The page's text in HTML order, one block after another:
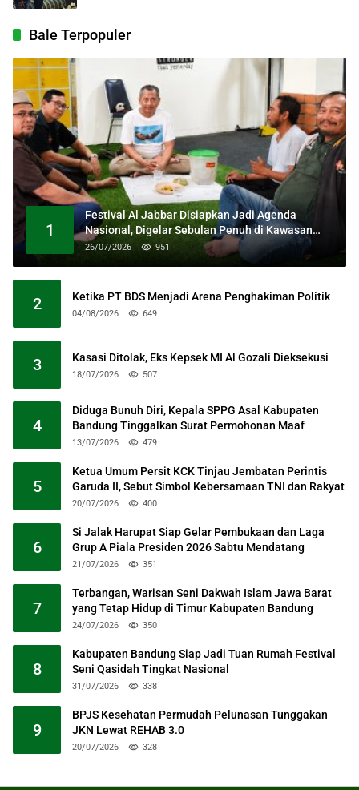
Bale Terpopuler
1
Festival Al Jabbar Disiapkan Jadi Agenda
Nasional, Digelar Sebulan Penuh di Kawasan
Masjid Raya Al Jabbar
26/07/2026 951
2 Ketika PT BDS Menjadi Arena Penghakiman Politik
04/08/2026 649
3 Kasasi Ditolak, Eks Kepsek MI Al Gozali Dieksekusi
18/07/2026 507
4
Diduga Bunuh Diri, Kepala SPPG Asal Kabupaten
Bandung Tinggalkan Surat Permohonan Maaf
13/07/2026 479
5
Ketua Umum Persit KCK Tinjau Jembatan Perintis
Garuda II, Sebut Simbol Kebersamaan TNI dan Rakyat
20/07/2026 400
6
Si Jalak Harupat Siap Gelar Pembukaan dan Laga
Grup A Piala Presiden 2026 Sabtu Mendatang
21/07/2026 351
7
Terbangan, Warisan Seni Dakwah Islam Jawa Barat
yang Tetap Hidup di Timur Kabupaten Bandung
24/07/2026 350
8
Kabupaten Bandung Siap Jadi Tuan Rumah Festival
Seni Qasidah Tingkat Nasional
31/07/2026 338
9
BPJS Kesehatan Permudah Pelunasan Tunggakan
JKN Lewat REHAB 3.0
20/07/2026 328